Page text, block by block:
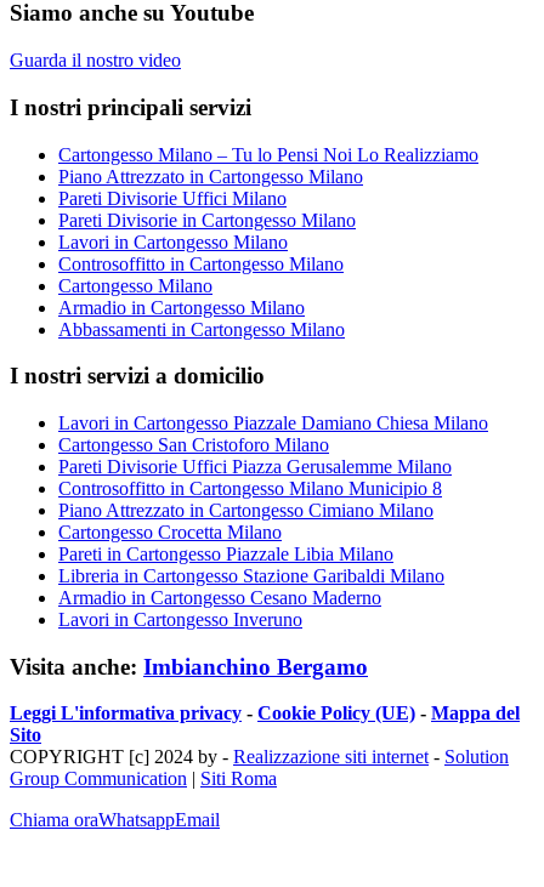
Siamo anche su Youtube
Guarda il nostro video
I nostri principali servizi
Cartongesso Milano – Tu lo Pensi Noi Lo Realizziamo
Piano Attrezzato in Cartongesso Milano
Pareti Divisorie Uffici Milano
Pareti Divisorie in Cartongesso Milano
Lavori in Cartongesso Milano
Controsoffitto in Cartongesso Milano
Cartongesso Milano
Armadio in Cartongesso Milano
Abbassamenti in Cartongesso Milano
I nostri servizi a domicilio
Lavori in Cartongesso Piazzale Damiano Chiesa Milano
Cartongesso San Cristoforo Milano
Pareti Divisorie Uffici Piazza Gerusalemme Milano
Controsoffitto in Cartongesso Milano Municipio 8
Piano Attrezzato in Cartongesso Cimiano Milano
Cartongesso Crocetta Milano
Pareti in Cartongesso Piazzale Libia Milano
Libreria in Cartongesso Stazione Garibaldi Milano
Armadio in Cartongesso Cesano Maderno
Lavori in Cartongesso Inveruno
Visita anche: Imbianchino Bergamo
Leggi L'informativa privacy - Cookie Policy (UE) - Mappa del
Sito
COPYRIGHT [c] 2024 by - Realizzazione siti internet- Solution
Group Communication | Siti Roma
Chiama oraWhatsappEmail